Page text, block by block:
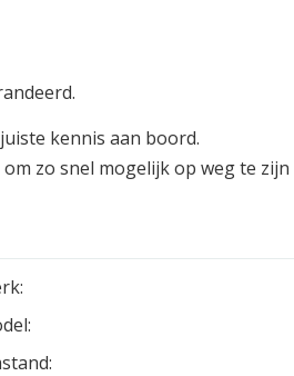
kennis aan boord.
zo snel mogelijk op weg te